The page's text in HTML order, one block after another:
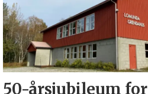
50-årsjubileum for